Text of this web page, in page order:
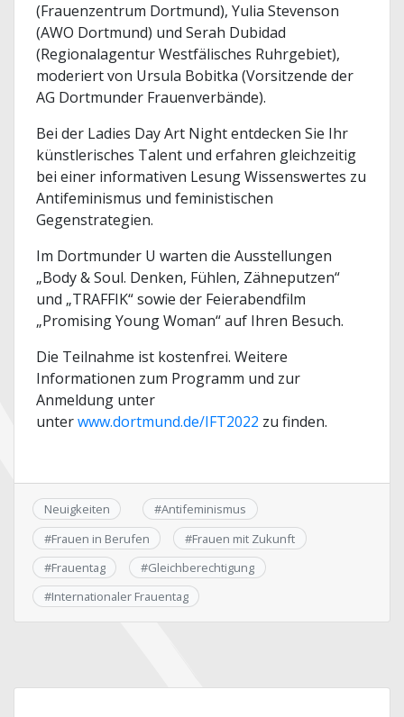
(Frauenzentrum Dortmund), Yulia Stevenson
(AWO Dortmund) und Serah Dubidad
(Regionalagentur Westfälisches Ruhrgebiet),
moderiert von Ursula Bobitka (Vorsitzende der
AG Dortmunder Frauenverbände).
Bei der Ladies Day Art Night entdecken Sie Ihr
künstlerisches Talent und erfahren gleichzeitig
bei einer informativen Lesung Wissenswertes zu
Antifeminismus und feministischen
Gegenstrategien.
Im Dortmunder U warten die Ausstellungen
„Body & Soul. Denken, Fühlen, Zähneputzen“
und „TRAFFIK“ sowie der Feierabendfilm
„Promising Young Woman“ auf Ihren Besuch.
Die Teilnahme ist kostenfrei. Weitere
Informationen zum Programm und zur
Anmeldung unter
unterwww.dortmund.de/IFT2022 zu finden.
Neuigkeiten #Antifeminismus
#Frauen in Berufen #Frauen mit Zukunft
#Frauentag #Gleichberechtigung
#Internationaler Frauentag